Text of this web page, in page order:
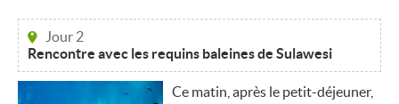
Jour 2
Rencontre avec les requins baleines de Sulawesi
Ce matin, après le petit-déjeuner,